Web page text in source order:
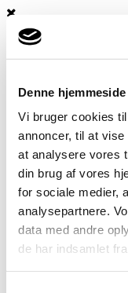
Denne
Vi bruger cookies
annoncer, til at
at analysere vores
din brug af vores
for sociale medier,
analysepartnere.
data med andre
de har indsamlet
Kontakt